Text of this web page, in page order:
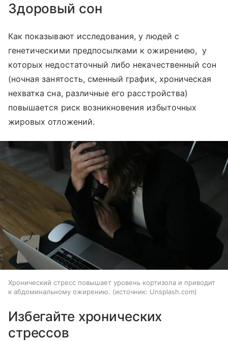
Здоровый сон
Как показывают исследования, у людей с
генетическими предпосылками к ожирениею, у
которых недостаточный либо некачественный сон
(ночная занятость, сменный график, хроническая
нехватка сна, различные его расстройства)
повышается риск возникновения избыточных
жировых отложений.
Хронический стресс повышает уровень кортизола и приводит
к абдоминальному ожирению.
источник: Unsplash.com
Избегайте хронических
стрессов